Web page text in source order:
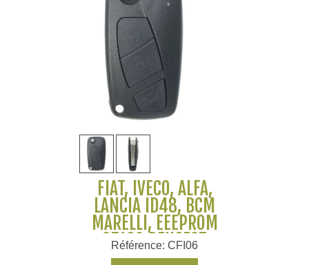
FIAT, IVECO, ALFA,
LANCIA ID48, BCM
MARELLI, EEEPROM
95160 PEUGEOT
Référence: CFI06